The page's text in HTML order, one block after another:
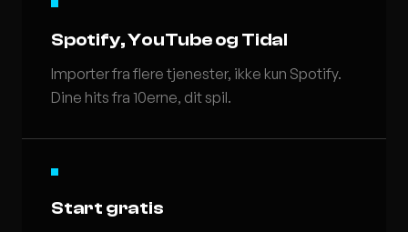
Spotify, YouTube og Tidal
Importer fra flere tjenester, ikke kun Spotify.
Dine hits fra 10erne, dit spil.
Start gratis